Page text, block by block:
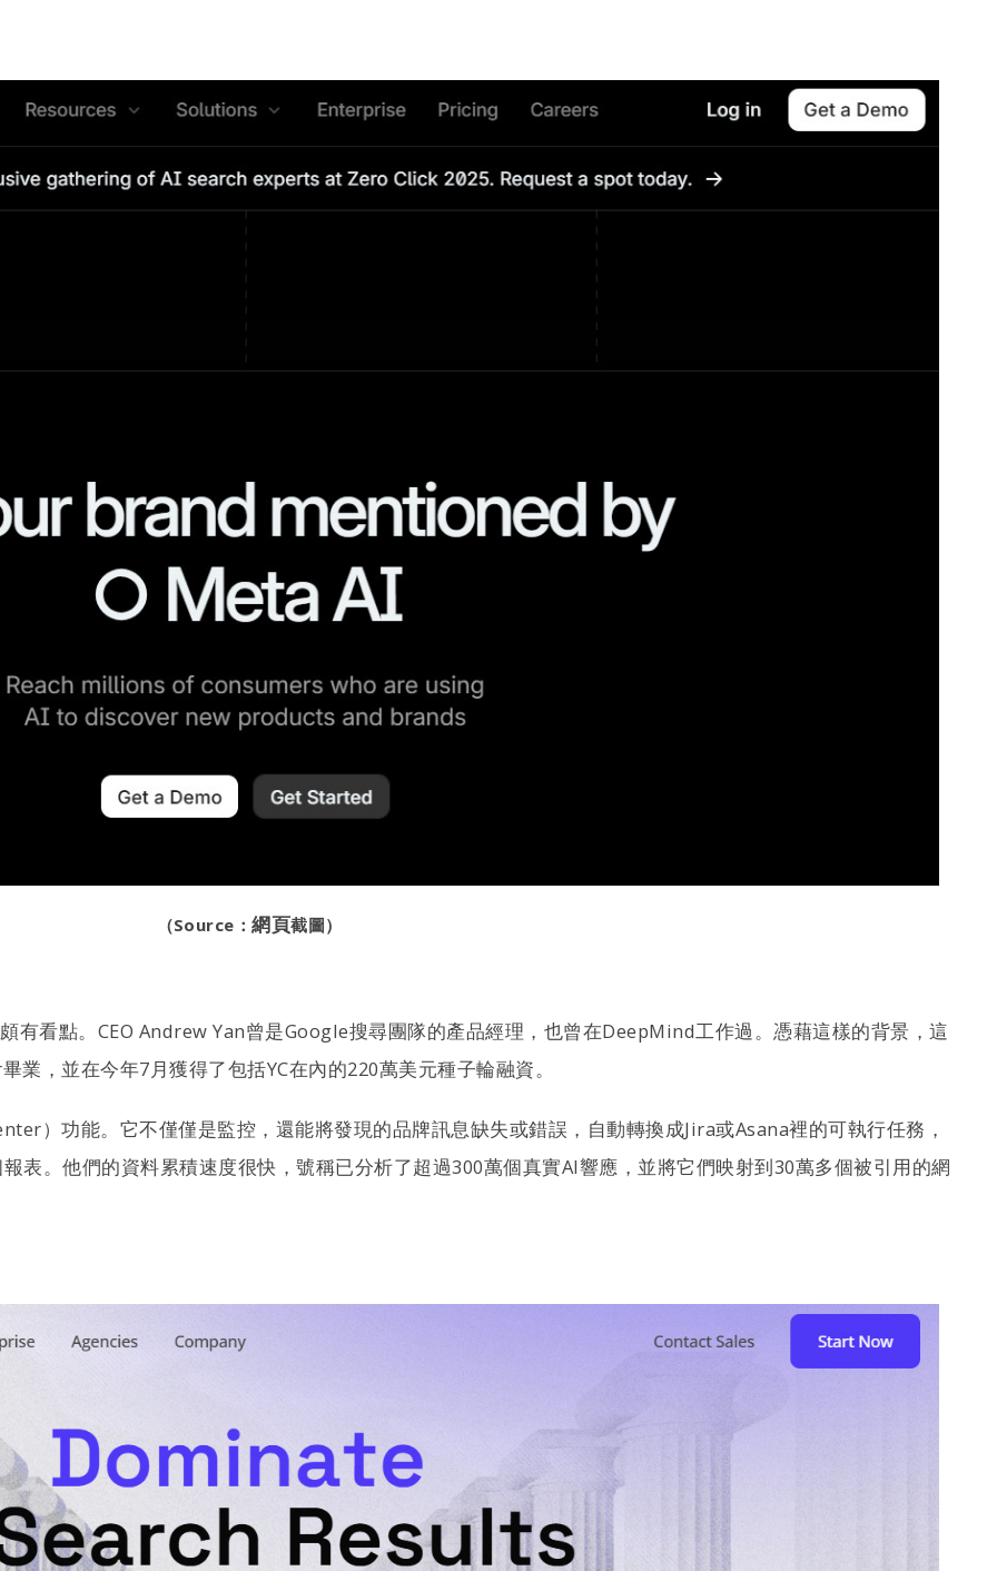
（Source：網頁截圖）
有看點。CEO Andrew Yan曾是Google搜尋團隊的產品經理，也曾在DeepMind工作過。憑藉這樣的背景，這
，並在今年7月獲得了包括YC在內的220萬美元種子輪融資。
）功能。它不僅僅是監控，還能將發現的品牌訊息缺失或錯誤，自動轉換成Jira或Asana裡的可執行任務，
表。他們的資料累積速度很快，號稱已分析了超過300萬個真實AI響應，並將它們映射到30萬多個被引用的網